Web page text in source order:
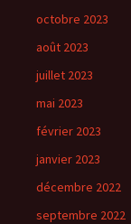
octobre 2023
août 2023
juillet 2023
mai 2023
février 2023
janvier 2023
décembre 2022
septembre 2022